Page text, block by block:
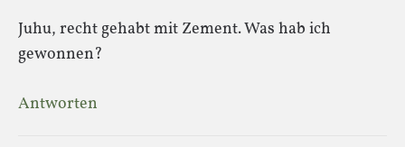
Juhu, recht gehabt mit Zement. Was hab ich
gewonnen?
Antworten